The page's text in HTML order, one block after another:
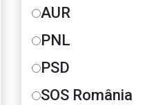
AUR
PNL
PSD
SOS România